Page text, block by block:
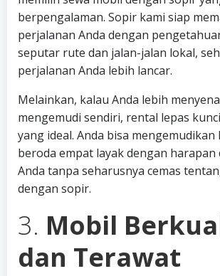
berpengalaman. Sopir kami siap
perjalanan Anda dengan
seputar rute dan jalan-jalan lokal,
perjalanan Anda lebih lancar.
Melainkan, kalau Anda lebih
mengemudi sendiri, rental lepas
yang ideal. Anda bisa mengemudikan
beroda empat layak dengan harapan
Anda tanpa seharusnya cemas
dengan sopir.
3. Mobil
dan Terawat